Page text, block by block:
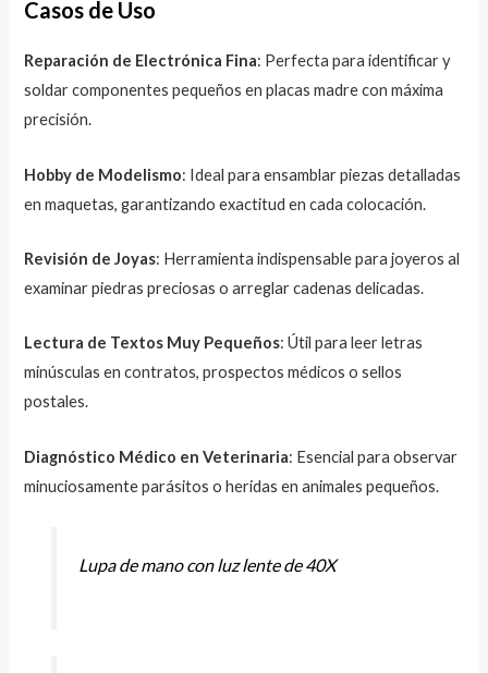
Casos de Uso
Reparación de Electrónica Fina: Perfecta para identificar y
soldar componentes pequeños en placas madre con máxima
precisión.
Hobby de Modelismo: Ideal para ensamblar piezas detalladas
en maquetas, garantizando exactitud en cada colocación.
Revisión de Joyas: Herramienta indispensable para joyeros al
examinar piedras preciosas o arreglar cadenas delicadas.
Lectura de Textos Muy Pequeños: Útil para leer letras
minúsculas en contratos, prospectos médicos o sellos
postales.
Diagnóstico Médico en Veterinaria: Esencial para observar
minuciosamente parásitos o heridas en animales pequeños.
Lupa de mano con luz lente de 40X